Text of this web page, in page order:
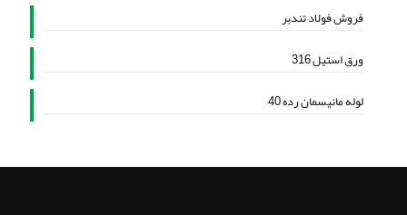
فروش فولاد تندبر
ورق استیل 316
لوله مانیسمان رده 40